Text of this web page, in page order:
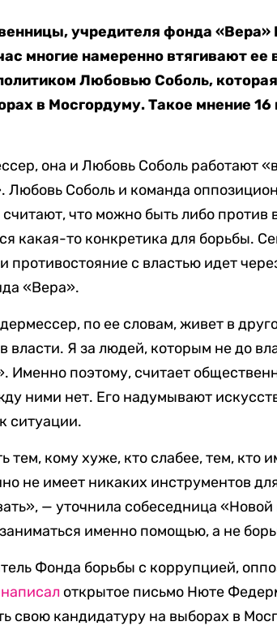
учредителя фонда
многие намеренно втягивают ее
Любовью Соболь,
в Мосгордуму. Такое мнение 16
она и Любовь Соболь работают
Любовь Соболь и команда
что можно быть либо против
какая-то конкретика для борьбы.
противостояние с властью идет
«Вера».
по ее словам, живет в
власти. Я за людей, которым не до
Именно поэтому, считает
ними нет. Его надумывают
ситуации.
тем, кому хуже, кто слабее, тем, кто
не имеет никаких инструментов
— уточнила собеседница «Новой
именно помощью, а не
Фонда борьбы с коррупцией,
написал открытое письмо Нюте
свою кандидатуру на выборах в